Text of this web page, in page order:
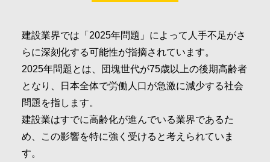
建設業界では「2025年問題」によって人手不足がさ
らに深刻化する可能性が指摘されています。
2025年問題とは、団塊世代が75歳以上の後期高齢者
となり、日本全体で労働人口が急激に減少する社会
問題を指します。
建設業はすでに高齢化が進んでいる業界であるた
め、この影響を特に強く受けると考えられていま
す。